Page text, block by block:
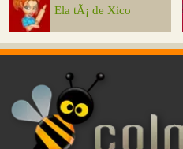
Ela tÃ¡ de Xico